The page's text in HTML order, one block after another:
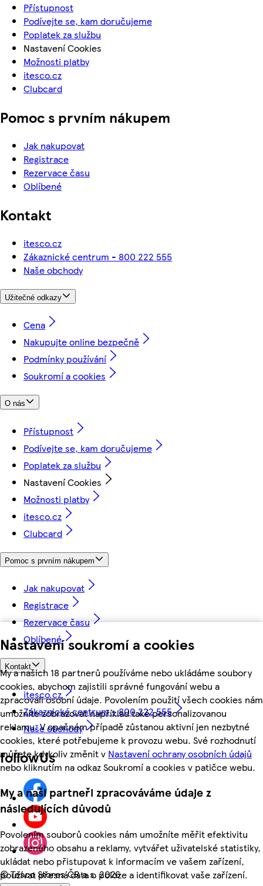
Nastavení soukromí a cookies
My a našich 18 partnerů používáme nebo ukládáme soubory
cookies, abychom zajistili správné fungování webu a
zpracovali osobní údaje. Povolením použití všech cookies nám
umožníte zobrazovat například také personalizovanou
reklamu. V opačném případě zůstanou aktivní jen nezbytné
cookies, které potřebujeme k provozu webu. Své rozhodnutí
můžete kdykoliv změnit v Nastavení ochrany osobních údajů
nebo kliknutím na odkaz Soukromí a cookies v patičce webu.
My a naši partneři zpracováváme údaje z
následujících důvodů
Povolením souborů cookies nám umožníte měřit efektivitu
zobrazeného obsahu a reklamy, vytvářet uživatelské statistiky,
ukládat nebo přistupovat k informacím ve vašem zařízení,
používat přesná data o poloze a identifikovat vaše zařízení.
Přístupnost
Podívejte se, kam doručujeme
Poplatek za službu
Nastavení Cookies
Možnosti platby
itesco.cz
Clubcard
Pomoc s prvním nákupem
Jak nakupovat
Registrace
Rezervace času
Oblíbené
Kontakt
itesco.cz
Zákaznické centrum - 800 222 555
Naše obchody
Užitečné odkazy
Cena
Nakupujte online bezpečně
Podmínky používání
Soukromí a cookies
O nás
Přístupnost
Podívejte se, kam doručujeme
Poplatek za službu
Nastavení Cookies
Možnosti platby
itesco.cz
Clubcard
Pomoc s prvním nákupem
Jak nakupovat
Registrace
Rezervace času
Oblíbené
Kontakt
itesco.cz
Zákaznické centrum - 800 222 555
Naše obchody
followUs
©Tesco Stores ČR a.s. 2026